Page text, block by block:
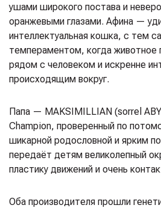
ушами широкого постава и
оранжевыми глазами. Афина —
интеллектуальная кошка, с тем
темпераментом, когда животное
рядом с человеком и искренне
происходящим вокруг.
Папа — MAKSIMILLIAN (sorrel
Champion, проверенный по
шикарной родословной и ярким
передаёт детям великолепный
пластику движений и очень
Оба производителя прошли